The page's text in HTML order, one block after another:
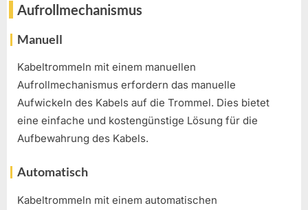
Aufrollmechanismus
Manuell
Kabeltrommeln mit einem manuellen
Aufrollmechanismus erfordern das manuelle
Aufwickeln des Kabels auf die Trommel. Dies bietet
eine einfache und kostengünstige Lösung für die
Aufbewahrung des Kabels.
Automatisch
Kabeltrommeln mit einem automatischen